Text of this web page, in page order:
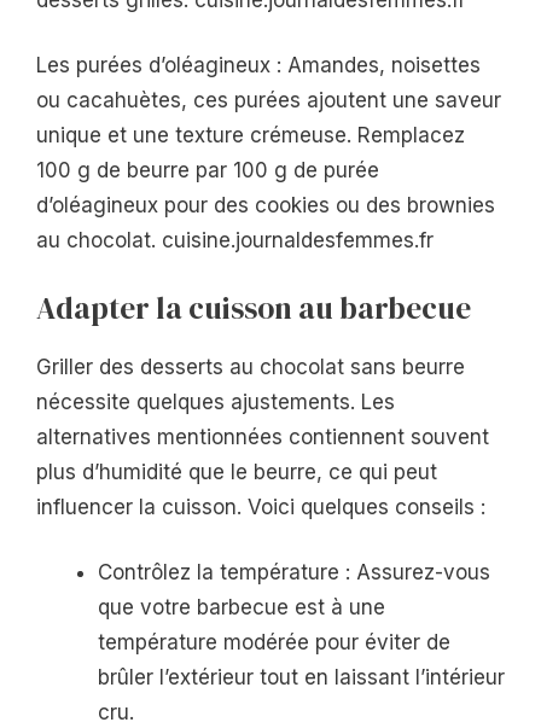
Les purées d’oléagineux : Amandes, noisettes
ou cacahuètes, ces purées ajoutent une saveur
unique et une texture crémeuse. Remplacez
100 g de beurre par 100 g de purée
d’oléagineux pour des cookies ou des brownies
au chocolat. cuisine.journaldesfemmes.fr
Adapter la cuisson au barbecue
Griller des desserts au chocolat sans beurre
nécessite quelques ajustements. Les
alternatives mentionnées contiennent souvent
plus d’humidité que le beurre, ce qui peut
influencer la cuisson. Voici quelques conseils :
Contrôlez la température : Assurez-vous
que votre barbecue est à une
température modérée pour éviter de
brûler l’extérieur tout en laissant l’intérieur
cru.